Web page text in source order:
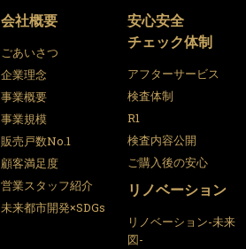
会社概要
ごあいさつ
企業理念
事業概要
事業規模
販売戸数No.1
顧客満足度
営業スタッフ紹介
未来都市開発×SDGs
安心安全
チェック体制
アフターサービス
検査体制
R1
検査内容公開
ご購入後の安心
リノベーション
リノベーション-未来
図-